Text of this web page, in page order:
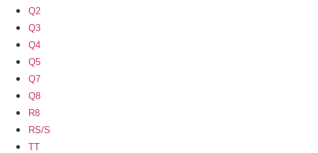
Q2
Q3
Q4
Q5
Q7
Q8
R8
RS/S
TT